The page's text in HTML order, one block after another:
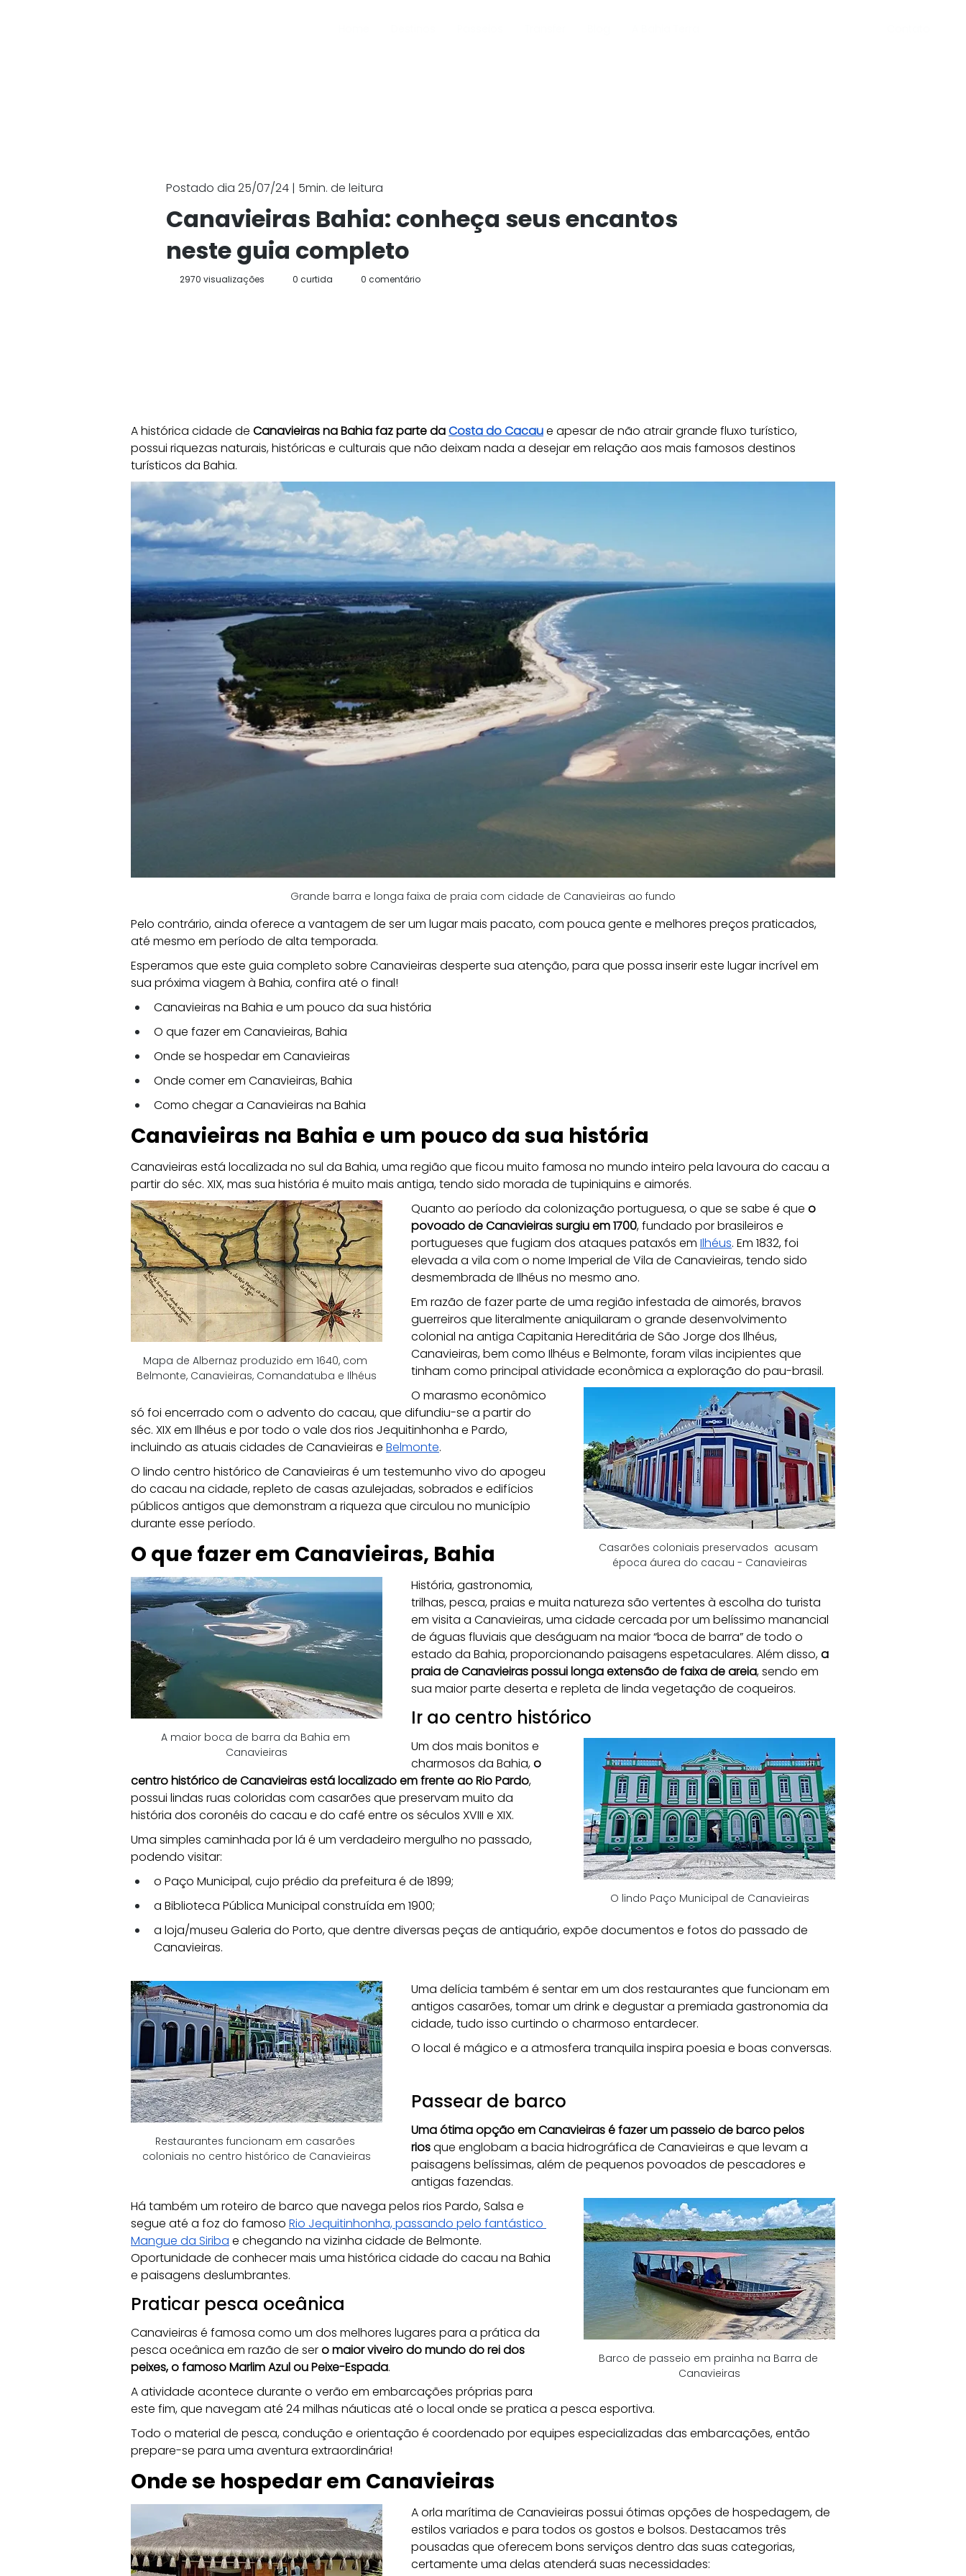
Postado dia 25/07/24 | 5min. de leitura
Canavieiras Bahia: conheça seus encantos
neste guia completo
0 comentário
0 curtida
2970 visualizações
A histórica cidade de Canavieiras na Bahia faz parte da Costa do Cacau e apesar de não atrair grande fluxo turístico,
possui riquezas naturais, históricas e culturais que não deixam nada a desejar em relação aos mais famosos destinos
turísticos da Bahia.
Grande barra e longa faixa de praia com cidade de Canavieiras ao fundo
Pelo contrário, ainda oferece a vantagem de ser um lugar mais pacato, com pouca gente e melhores preços praticados,
até mesmo em período de alta temporada.
Esperamos que este guia completo sobre Canavieiras desperte sua atenção, para que possa inserir este lugar incrível em
sua próxima viagem à Bahia, confira até o final!
Canavieiras na Bahia e um pouco da sua história
O que fazer em Canavieiras, Bahia
Onde se hospedar em Canavieiras
Onde comer em Canavieiras, Bahia
Como chegar a Canavieiras na Bahia
Canavieiras na Bahia e um pouco da sua história
Canavieiras está localizada no sul da Bahia, uma região que ficou muito famosa no mundo inteiro pela lavoura do cacau a
partir do séc. XIX, mas sua história é muito mais antiga, tendo sido morada de tupiniquins e aimorés.
Mapa de Albernaz produzido em 1640, com
Belmonte, Canavieiras, Comandatuba e Ilhéus
Quanto ao período da colonização portuguesa, o que se sabe é que o
povoado de Canavieiras surgiu em 1700, fundado por brasileiros e
portugueses que fugiam dos ataques pataxós em Ilhéus. Em 1832, foi
elevada a vila com o nome Imperial de Vila de Canavieiras, tendo sido
desmembrada de Ilhéus no mesmo ano.
Em razão de fazer parte de uma região infestada de aimorés, bravos
guerreiros que literalmente aniquilaram o grande desenvolvimento
colonial na antiga Capitania Hereditária de São Jorge dos Ilhéus,
Canavieiras, bem como Ilhéus e Belmonte, foram vilas incipientes que
tinham como principal atividade econômica a exploração do pau-brasil.
Casarões coloniais preservados  acusam
época áurea do cacau - Canavieiras
O marasmo econômico
só foi encerrado com o advento do cacau, que difundiu-se a partir do
séc. XIX em Ilhéus e por todo o vale dos rios Jequitinhonha e Pardo,
incluindo as atuais cidades de Canavieiras e Belmonte.
O lindo centro histórico de Canavieiras é um testemunho vivo do apogeu
do cacau na cidade, repleto de casas azulejadas, sobrados e edifícios
públicos antigos que demonstram a riqueza que circulou no município
durante esse período.
O que fazer em Canavieiras, Bahia
A maior boca de barra da Bahia em
Canavieiras
História, gastronomia,
trilhas, pesca, praias e muita natureza são vertentes à escolha do turista
em visita a Canavieiras, uma cidade cercada por um belíssimo manancial
de águas fluviais que deságuam na maior “boca de barra” de todo o
estado da Bahia, proporcionando paisagens espetaculares. Além disso, a
praia de Canavieiras possui longa extensão de faixa de areia, sendo em
sua maior parte deserta e repleta de linda vegetação de coqueiros.
Ir ao centro histórico
O lindo Paço Municipal de Canavieiras
Um dos mais bonitos e
charmosos da Bahia, o
centro histórico de Canavieiras está localizado em frente ao Rio Pardo,
possui lindas ruas coloridas com casarões que preservam muito da
história dos coronéis do cacau e do café entre os séculos XVIII e XIX.
Uma simples caminhada por lá é um verdadeiro mergulho no passado,
podendo visitar:
o Paço Municipal, cujo prédio da prefeitura é de 1899;
a Biblioteca Pública Municipal construída em 1900;
a loja/museu Galeria do Porto, que dentre diversas peças de antiquário, expõe documentos e fotos do passado de
Canavieiras.
Restaurantes funcionam em casarões
coloniais no centro histórico de Canavieiras
Uma delícia também é sentar em um dos restaurantes que funcionam em
antigos casarões, tomar um drink e degustar a premiada gastronomia da
cidade, tudo isso curtindo o charmoso entardecer.
O local é mágico e a atmosfera tranquila inspira poesia e boas conversas.
Passear de barco
Uma ótima opção em Canavieiras é fazer um passeio de barco pelos
rios que englobam a bacia hidrográfica de Canavieiras e que levam a
paisagens belíssimas, além de pequenos povoados de pescadores e
antigas fazendas.
Barco de passeio em prainha na Barra de
Canavieiras
Há também um roteiro de barco que navega pelos rios Pardo, Salsa e
segue até a foz do famoso Rio Jequitinhonha, passando pelo fantástico
Mangue da Siriba e chegando na vizinha cidade de Belmonte.
Oportunidade de conhecer mais uma histórica cidade do cacau na Bahia
e paisagens deslumbrantes.
Praticar pesca oceânica
Canavieiras é famosa como um dos melhores lugares para a prática da
pesca oceânica em razão de ser o maior viveiro do mundo do rei dos
peixes, o famoso Marlim Azul ou Peixe-Espada.
A atividade acontece durante o verão em embarcações próprias para
este fim, que navegam até 24 milhas náuticas até o local onde se pratica a pesca esportiva.
Todo o material de pesca, condução e orientação é coordenado por equipes especializadas das embarcações, então
prepare-se para uma aventura extraordinária!
Onde se hospedar em Canavieiras
A orla marítima de Canavieiras possui ótimas opções de hospedagem, de
estilos variados e para todos os gostos e bolsos. Destacamos três
pousadas que oferecem bons serviços dentro das suas categorias,
certamente uma delas atenderá suas necessidades: